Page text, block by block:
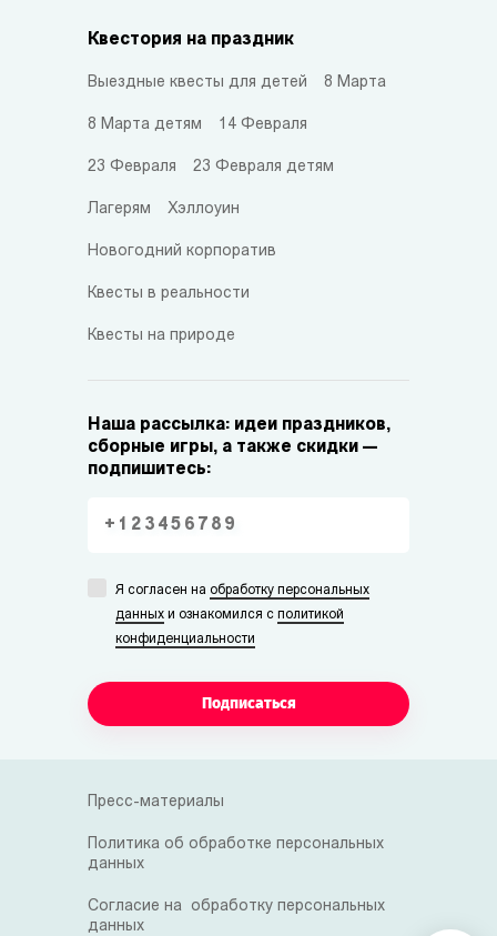
Квестория на праздник
Выездные квесты для детей 8 Марта
8 Марта детям 14 Февраля
23 Февраля 23 Февраля детям
Лагерям Хэллоуин
Новогодний корпоратив
Квесты в реальности
Квесты на природе
Наша рассылка: идеи праздников,
сборные игры, а также скидки —
подпишитесь:
Я согласен на обработку персональных
данных и ознакомился с политикой
конфиденциальности
Подписаться
Пресс-материалы
Политика об обработке персональных
данных
Согласие на обработку персональных
данных